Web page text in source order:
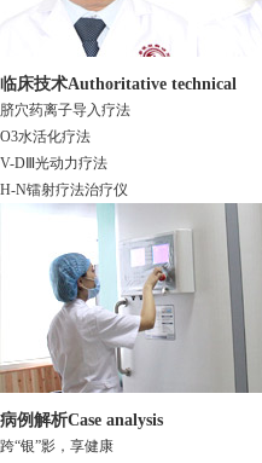
临床技术Authoritative technical
脐穴药离子导入疗法
O3水活化疗法
V-DⅢ光动力疗法
H-N镭射疗法治疗仪
病例解析Case analysis
跨“银”影，享健康